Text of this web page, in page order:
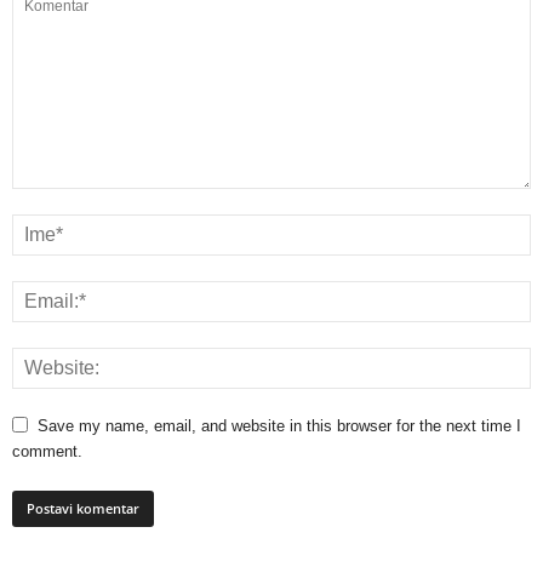
Save my name, email, and website in this browser for the next time I
comment.